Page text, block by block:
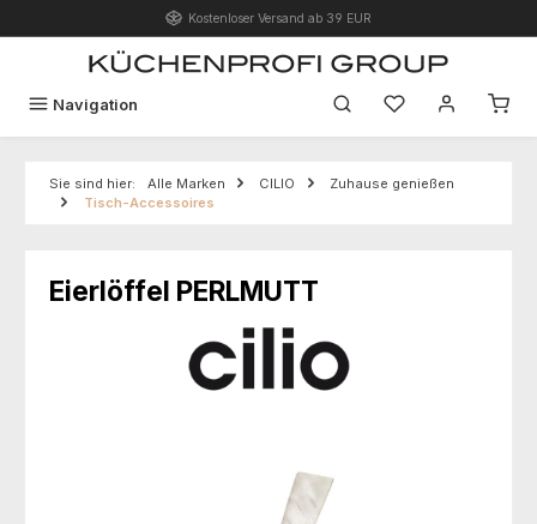
Zum Hauptinhalt springenKostenloser Versand ab 39 EUR
Navigation Du hast 0
Sie sind hier: Alle Marken CILIO
Zuhause genießen
Tisch-Accessoires
Eierlöffel PERLMUTT